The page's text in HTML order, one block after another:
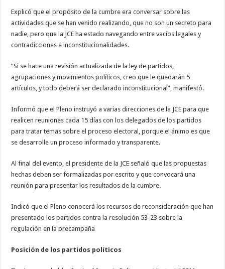
Explicó que el propósito de la cumbre era conversar sobre las
actividades que se han venido realizando, que no son un secreto para
nadie, pero que la JCE ha estado navegando entre vacíos legales y
contradicciones e inconstitucionalidades.
“Si se hace una revisión actualizada de la ley de partidos,
agrupaciones y movimientos políticos, creo que le quedarán 5
artículos, y todo deberá ser declarado inconstitucional”, manifestó.
Informó que el Pleno instruyó a varias direcciones de la JCE para que
realicen reuniones cada 15 días con los delegados de los partidos
para tratar temas sobre el proceso electoral, porque el ánimo es que
se desarrolle un proceso informado y transparente.
Al final del evento, el presidente de la JCE señaló que las propuestas
hechas deben ser formalizadas por escrito y que convocará una
reunión para presentar los resultados de la cumbre.
Indicó que el Pleno conocerá los recursos de reconsideración que han
presentado los partidos contra la resolución 53-23 sobre la
regulación en la precampaña
Posición de los partidos políticos